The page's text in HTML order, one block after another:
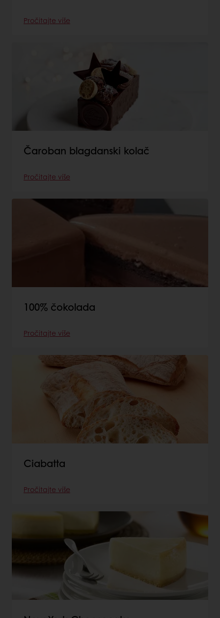
Pročitajte više
Čaroban blagdanski kolač
Pročitajte više
100% čokolada
Pročitajte više
Ciabatta
Pročitajte više